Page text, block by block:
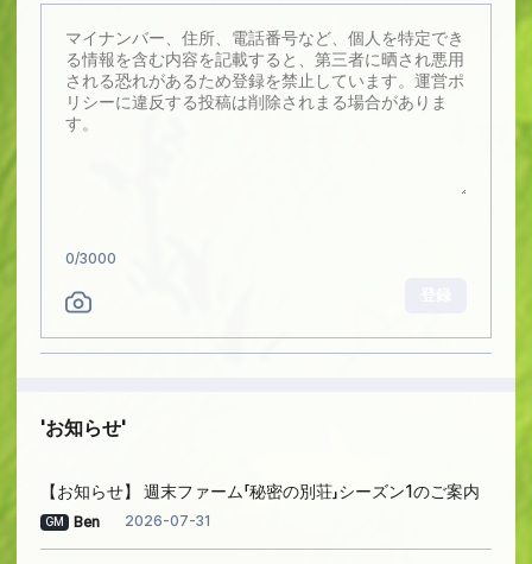
0/3000
お知らせ
【お知らせ】 週末ファーム「秘密の別荘」シーズン1のご案内
GM Ben 2026-07-31